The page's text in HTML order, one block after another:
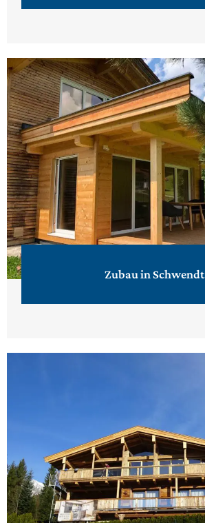
Zubau in Schwendt